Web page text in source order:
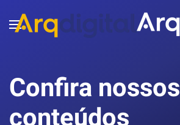
Skip to main content
Confira nossos